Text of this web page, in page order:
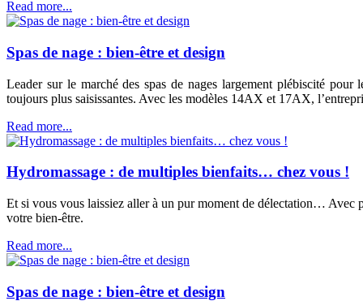
Read more...
Spas de nage : bien-être et design
Leader sur le marché des spas de nages largement plébiscité pour
toujours plus saisissantes. Avec les modèles 14AX et 17AX,
Read more...
Hydromassage : de multiples bienfaits… chez vous !
Et si vous vous laissiez aller à un pur moment de délectation… Avec
votre bien-être.
Read more...
Spas de nage : bien-être et design